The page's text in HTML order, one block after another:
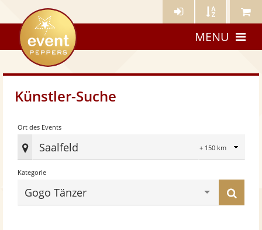
Künstler- Künstler Meine
eventpeppers
MENU
Künstler-Suche
Ort des Events
Saalfeld
Radius
Ort
Kategorie
Gogo Tänzer